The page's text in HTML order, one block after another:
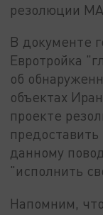
резолюции
В документе
Евротройка
об
объектах
проекте
данному
"исполнить
Напомним,